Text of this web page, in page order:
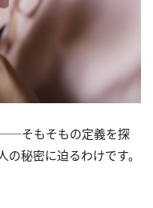
そもそもの定義を探
秘密に迫るわけです。